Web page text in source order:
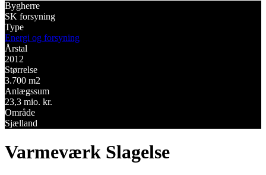
Bygherre
SK forsyning
Type
Energi og forsyning
Årstal
2012
Størrelse
3.700 m2
Anlægssum
23,3 mio. kr.
Område
Sjælland
Varmeværk Slagelse